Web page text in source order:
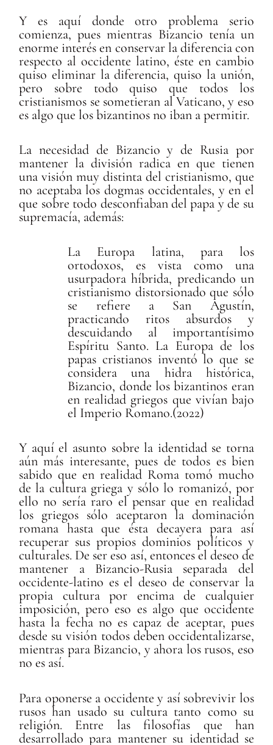
Y es aquí donde otro problema serio
comienza, pues mientras Bizancio tenía un
enorme interés en conservar la diferencia con
respecto al occidente latino, éste en cambio
quiso eliminar la diferencia, quiso la unión,
pero sobre todo quiso que todos los
cristianismos se sometieran al Vaticano, y eso
es algo que los bizantinos no iban a permitir.
La necesidad de Bizancio y de Rusia por
mantener la división radica en que tienen
una visión muy distinta del cristianismo, que
no aceptaba los dogmas occidentales, y en el
que sobre todo desconfiaban del papa y de su
supremacía, además:
La Europa latina, para los
ortodoxos, es vista como una
usurpadora híbrida, predicando un
cristianismo distorsionado que sólo
se refiere a San Agustín,
practicando ritos absurdos y
descuidando al importantísimo
Espíritu Santo. La Europa de los
papas cristianos inventó lo que se
considera una hidra histórica,
Bizancio, donde los bizantinos eran
en realidad griegos que vivían bajo
el Imperio Romano.(2022)
Y aquí el asunto sobre la identidad se torna
aún más interesante, pues de todos es bien
sabido que en realidad Roma tomó mucho
de la cultura griega y sólo lo romanizó, por
ello no sería raro el pensar que en realidad
los griegos sólo aceptaron la dominación
romana hasta que ésta decayera para así
recuperar sus propios dominios políticos y
culturales. De ser eso así, entonces el deseo de
mantener a Bizancio-Rusia separada del
occidente-latino es el deseo de conservar la
propia cultura por encima de cualquier
imposición, pero eso es algo que occidente
hasta la fecha no es capaz de aceptar, pues
desde su visión todos deben occidentalizarse,
mientras para Bizancio, y ahora los rusos, eso
no es así.
Para oponerse a occidente y así sobrevivir los
rusos han usado su cultura tanto como su
religión. Entre las filosofías que han
desarrollado para mantener su identidad se